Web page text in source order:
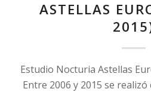
ASTELLAS
Estudio Nocturia Astellas
Entre 2006 y 2015 se